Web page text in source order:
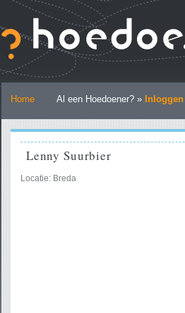
naar
inhoud.
Ga
naar
navigatie
Home Al een Hoedoener? » Inloggen
Lenny Suurbier
Locatie: Breda